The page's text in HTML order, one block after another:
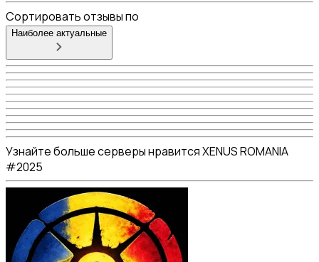
Сортировать отзывы по
Наиболее актуальные
Узнайте больше серверы нравится XENUS ROMANIA
#2025